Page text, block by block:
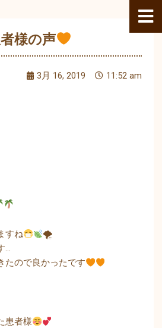
様の声
3月 16, 2019 11:52 am
すね
🌪
…
たので良かったです
患者様